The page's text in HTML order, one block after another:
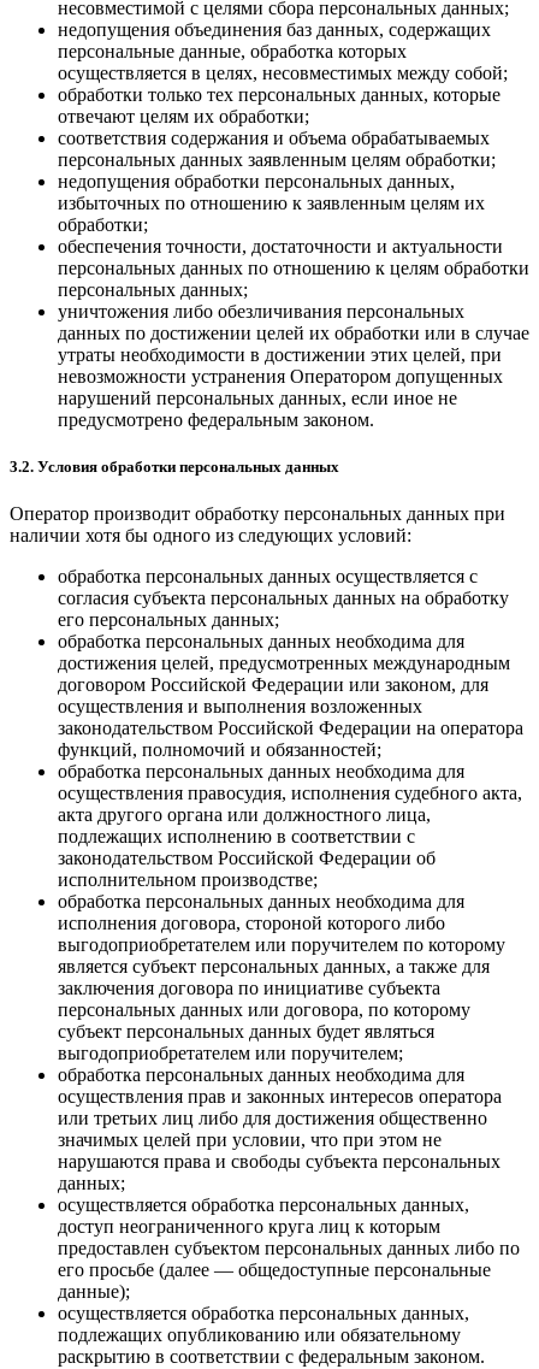
несовместимой с целями сбора персональных данных;
недопущения объединения баз данных, содержащих
персональные данные, обработка которых
осуществляется в целях, несовместимых между собой;
обработки только тех персональных данных, которые
отвечают целям их обработки;
соответствия содержания и объема обрабатываемых
персональных данных заявленным целям обработки;
недопущения обработки персональных данных,
избыточных по отношению к заявленным целям их
обработки;
обеспечения точности, достаточности и актуальности
персональных данных по отношению к целям обработки
персональных данных;
уничтожения либо обезличивания персональных
данных по достижении целей их обработки или в случае
утраты необходимости в достижении этих целей, при
невозможности устранения Оператором допущенных
нарушений персональных данных, если иное не
предусмотрено федеральным законом.
3.2. Условия обработки персональных данных
Оператор производит обработку персональных данных при
наличии хотя бы одного из следующих условий:
обработка персональных данных осуществляется с
согласия субъекта персональных данных на обработку
его персональных данных;
обработка персональных данных необходима для
достижения целей, предусмотренных международным
договором Российской Федерации или законом, для
осуществления и выполнения возложенных
законодательством Российской Федерации на оператора
функций, полномочий и обязанностей;
обработка персональных данных необходима для
осуществления правосудия, исполнения судебного акта,
акта другого органа или должностного лица,
подлежащих исполнению в соответствии с
законодательством Российской Федерации об
исполнительном производстве;
обработка персональных данных необходима для
исполнения договора, стороной которого либо
выгодоприобретателем или поручителем по которому
является субъект персональных данных, а также для
заключения договора по инициативе субъекта
персональных данных или договора, по которому
субъект персональных данных будет являться
выгодоприобретателем или поручителем;
обработка персональных данных необходима для
осуществления прав и законных интересов оператора
или третьих лиц либо для достижения общественно
значимых целей при условии, что при этом не
нарушаются права и свободы субъекта персональных
данных;
осуществляется обработка персональных данных,
доступ неограниченного круга лиц к которым
предоставлен субъектом персональных данных либо по
его просьбе (далее — общедоступные персональные
данные);
осуществляется обработка персональных данных,
подлежащих опубликованию или обязательному
раскрытию в соответствии с федеральным законом.